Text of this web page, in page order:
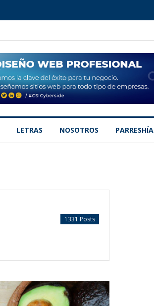
LETRAS NOSOTROS PARRESHÍA
1331 Posts